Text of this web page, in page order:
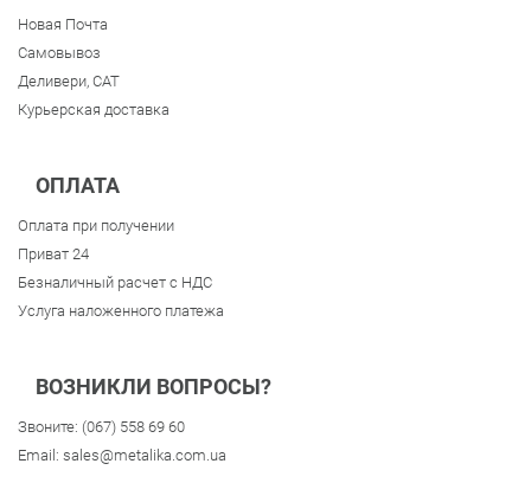
Новая Почта
Самовывоз
Деливери, CAT
Курьерская доставка
ОПЛАТА
Оплата при получении
Приват 24
Безналичный расчет с НДС
Услуга наложенного платежа
ВОЗНИКЛИ ВОПРОСЫ?
Звоните: (067) 558 69 60
Email: sales@metalika.com.ua